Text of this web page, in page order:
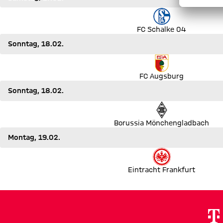
FC Schalke 04
Sonntag, 18.02.
FC Augsburg
Sonntag, 18.02.
Spiel Borussia Mönchengladbach gegen Borussia Dortmund
Borussia Mönchengladbach
Montag, 19.02.
Eintracht Frankfurt